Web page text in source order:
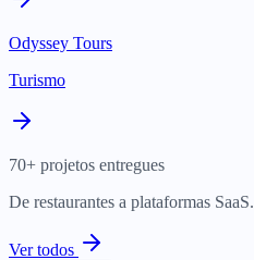
Odyssey Tours
Turismo
70+ projetos entregues
De restaurantes a plataformas SaaS.
Ver todos